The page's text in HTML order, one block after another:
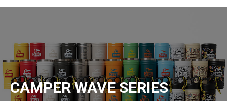
CAMPER WAVE SERIES